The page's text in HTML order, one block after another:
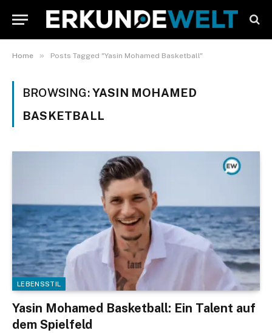
Home » Posts Tagged "Yasin Mohamed Basketball"
BROWSING:YASIN MOHAMED
BASKETBALL
LEBENSSTIL
Yasin Mohamed Basketball: Ein Talent auf
dem Spielfeld